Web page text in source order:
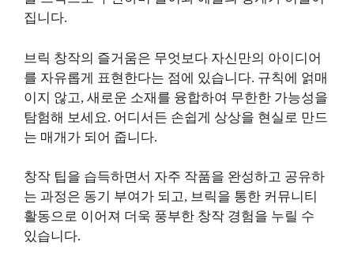
집니다.
브릭 창작의 즐거움은 무엇보다 자신만의 아이디어
를 자유롭게 표현한다는 점에 있습니다. 규칙에 얽매
이지 않고, 새로운 소재를 융합하여 무한한 가능성을
탐험해 보세요. 어디서든 손쉽게 상상을 현실로 만드
는 매개가 되어 줍니다.
창작 팁을 습득하면서 자주 작품을 완성하고 공유하
는 과정은 동기 부여가 되고, 브릭을 통한 커뮤니티
활동으로 이어져 더욱 풍부한 창작 경험을 누릴 수
있습니다.